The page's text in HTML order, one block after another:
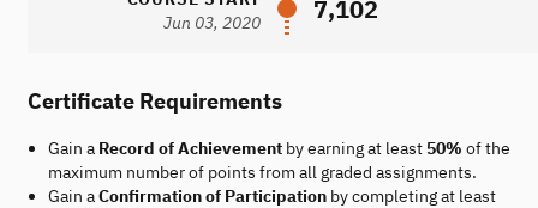
Jun 03, 2020
7,102
Certificate Requirements
Gain a Record of Achievementby earning at least 50% of the
maximum number of points from all graded assignments.
Gain aConfirmation of Participationby completing at least